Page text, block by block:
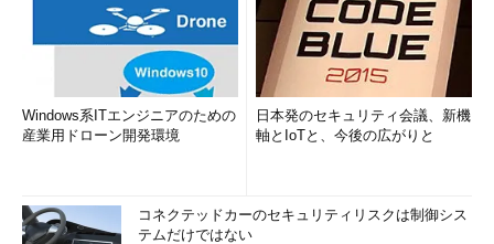
Windows系ITエンジニアのための
産業用ドローン開発環境
日本発のセキュリティ会議、新機
軸とIoTと、今後の広がりと
コネクテッドカーのセキュリティリスクは制御シス
テムだけではない